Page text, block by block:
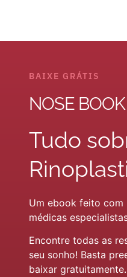
BAIXE GRÁTIS
NOSE BOOK
Tudo
Um ebook feito com
médicas
Encontre todas as
seu sonho! Basta
baixar gratuitamente.